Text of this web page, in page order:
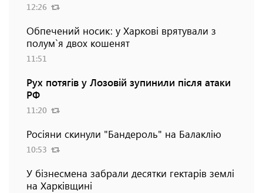
12:26
Обпечений носик: у Харкові врятували з
полум`я двох кошенят
11:51
Рух потягів у Лозовій зупинили після атаки
РФ
11:20
Росіяни скинули "Бандероль" на Балаклію
10:53
У бізнесмена забрали десятки гектарів землі
на Харківщині